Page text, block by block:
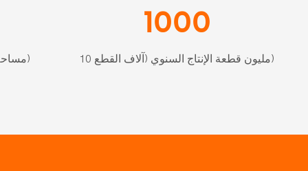
5000 مساحة مسطحة مغطاة (م)
1000
10 مليون قطعة الإنتاج السنوي (آلاف القطع)